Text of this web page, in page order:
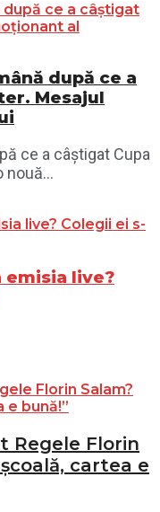
după ce a
Mesajul
ce a câștigat Cupa
nouă...
emisia live?
Regele Florin
cartea e